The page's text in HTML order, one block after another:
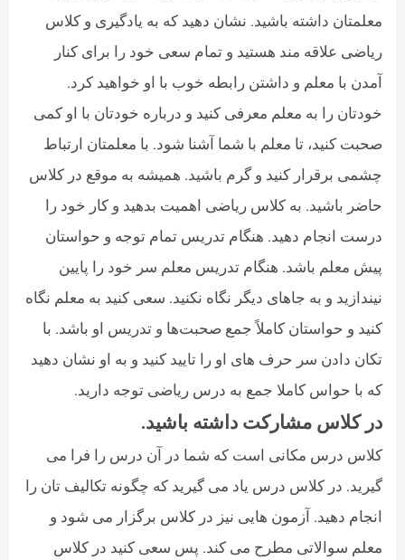
معلمتان داشته باشید. نشان دهید که به یادگیری و کلاس
ریاضی علاقه مند هستید و تمام سعی خود را برای کنار
آمدن با معلم و داشتن رابطه خوب با او خواهید کرد.
خودتان را به معلم معرفی کنید و درباره خودتان با او کمی
صحبت کنید، تا معلم با شما آشنا شود. با معلمتان ارتباط
چشمی برقرار کنید و گرم باشید. همیشه به موقع در کلاس
حاضر باشید. به کلاس ریاضی اهمیت بدهید و کار خود را
درست انجام دهید. هنگام تدریس تمام توجه و حواستان
پیش معلم باشد. هنگام تدریس معلم سر خود را پایین
نیندازید و به جاهای دیگر نگاه نکنید. سعی کنید به معلم نگاه
کنید و حواستان کاملاً جمع صحبت‌ها و تدریس او باشد. با
تکان دادن سر حرف های او را تایید کنید و به او نشان دهید
که با حواس کاملا جمع به درس ریاضی توجه دارید.
در کلاس مشارکت داشته باشید.
کلاس درس مکانی است که شما در آن درس را فرا می
گیرید. در کلاس درس یاد می گیرید که چگونه تکالیف تان را
انجام دهید. آزمون هایی نیز در کلاس برگزار می شود و
معلم سوالاتی مطرح می کند. پس سعی کنید در کلاس